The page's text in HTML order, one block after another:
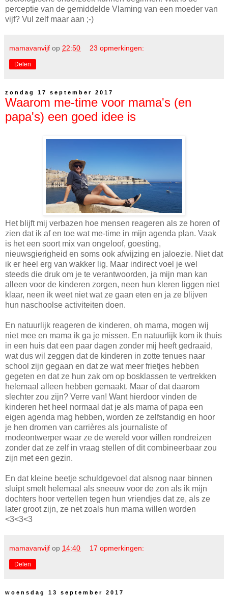
perceptie van de gemiddelde Vlaming van een moeder van
vijf? Vul zelf maar aan ;-)
mamavanvijf op 22:50 23 opmerkingen:
Delen
zondag 17 september 2017
Waarom me-time voor mama's (en
papa's) een goed idee is
Het blijft mij verbazen hoe mensen reageren als ze horen of
zien dat ik af en toe wat me-time in mijn agenda plan. Vaak
is het een soort mix van ongeloof, goesting,
nieuwsgierigheid en soms ook afwijzing en jaloezie. Niet dat
ik er heel erg van wakker lig. Maar indirect voel je wel
steeds die druk om je te verantwoorden, ja mijn man kan
alleen voor de kinderen zorgen, neen hun kleren liggen niet
klaar, neen ik weet niet wat ze gaan eten en ja ze blijven
hun naschoolse activiteiten doen.
En natuurlijk reageren de kinderen, oh mama, mogen wij
niet mee en mama ik ga je missen. En natuurlijk kom ik thuis
in een huis dat een paar dagen zonder mij heeft gedraaid,
wat dus wil zeggen dat de kinderen in zotte tenues naar
school zijn gegaan en dat ze wat meer frietjes hebben
gegeten en dat ze hun zak om op bosklassen te vertrekken
helemaal alleen hebben gemaakt. Maar of dat daarom
slechter zou zijn? Verre van! Want hierdoor vinden de
kinderen het heel normaal dat je als mama of papa een
eigen agenda mag hebben, worden ze zelfstandig en hoor
je hen dromen van carrières als journaliste of
modeontwerper waar ze de wereld voor willen rondreizen
zonder dat ze zelf in vraag stellen of dit combineerbaar zou
zijn met een gezin.
En dat kleine beetje schuldgevoel dat alsnog naar binnen
sluipt smelt helemaal als sneeuw voor de zon als ik mijn
dochters hoor vertellen tegen hun vriendjes dat ze, als ze
later groot zijn, ze net zoals hun mama willen worden
<3<3<3
mamavanvijf op 14:40 17 opmerkingen:
Delen
woensdag 13 september 2017